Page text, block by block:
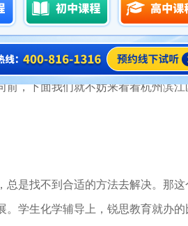
那么一件容易的事情。学习的过
服化学学习的困难，我们可以给
，下面我们就不妨来看看杭州滨
找不到合适的方法去解决。那这
学生化学辅导上，锐思教育就办